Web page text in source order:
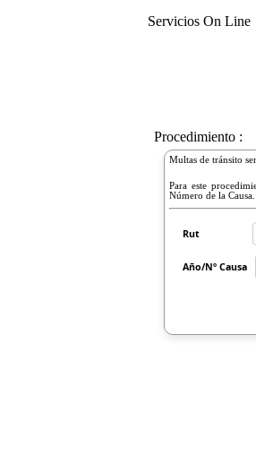
Servicios On Line
Procedimiento :
Multas de tránsito
Para este
Número de la Causa.
Rut
Año/Nº Causa